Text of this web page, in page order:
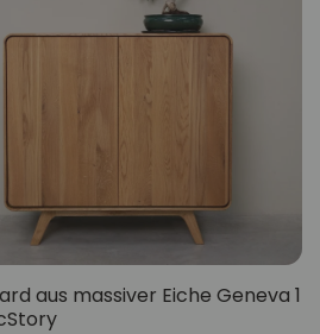
aus massiver Eiche Geneva 1